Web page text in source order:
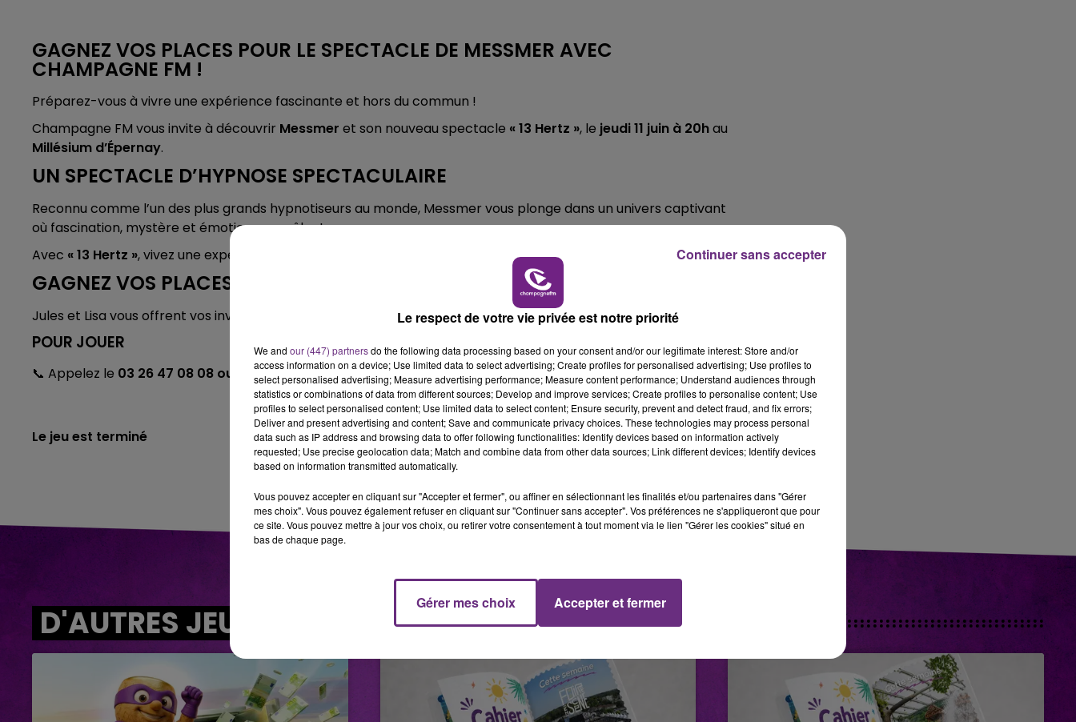
LA FAMILLE LE TICKET DE CAISSE
GAGNEZ VOS PLACES POUR LE SPECTACLE DE MESSMER AVEC
CHAMPAGNE FM !
Préparez-vous à vivre une expérience fascinante et hors du commun !
Champagne FM vous invite à découvrir Messmer et son nouveau spectacle « 13 Hertz », le jeudi 11 juin à 20hau
Millésium d’Épernay.
UN SPECTACLE D’HYPNOSE SPECTACULAIRE
Reconnu comme l’un des plus grands hypnotiseurs au monde, Messmer vous plonge dans un univers captivant
où fascination, mystère et émotions se mêlent.
Avec « 13 Hertz », vivez une expérience immersive unique qui repousse les limites de l’esprit et de l’imaginaire.
GAGNEZ VOS PLACES AVEC CHAMPAGNE FM
Jules et Lisa vous offrent vos invitations dans La Bulle Champagne FM, de16h à 20h.
POUR JOUER
📞 Appelez le 03 26 47 08 08 ou remplissez le questionnaire ci-dessous.
Le jeu est terminé
D'AUTRES JEUX
Le respect de votre vie privée est notre priorité
We and our (447) partnersdo the following data processing based on your consent and/or our legitimate interest: Store and/or
access information on a device; Use limited data to select advertising; Create profiles for personalised advertising; Use profiles to
select personalised advertising; Measure advertising performance; Measure content performance; Understand audiences through
statistics or combinations of data from different sources; Develop and improve services; Create profiles to personalise content; Use
profiles to select personalised content; Use limited data to select content; Ensure security, prevent and detect fraud, and fix errors;
Deliver and present advertising and content; Save and communicate privacy choices. These technologies may process personal
data such as IP address and browsing data to offer following functionalities: Identify devices based on information actively
requested; Use precise geolocation data; Match and combine data from other data sources; Link different devices; Identify devices
based on information transmitted automatically.
Vous pouvez accepter en cliquant sur "Accepter et fermer", ou affiner en sélectionnant les finalités et/ou partenaires dans "Gérer
mes choix". Vous pouvez également refuser en cliquant sur "Continuer sans accepter". Vos préférences ne s'appliqueront que pour
ce site. Vous pouvez mettre à jour vos choix, ou retirer votre consentement à tout moment via le lien "Gérer les cookies" situé en
bas de chaque page.
Gérer mes choix Accepter et fermer
Continuer sans accepter